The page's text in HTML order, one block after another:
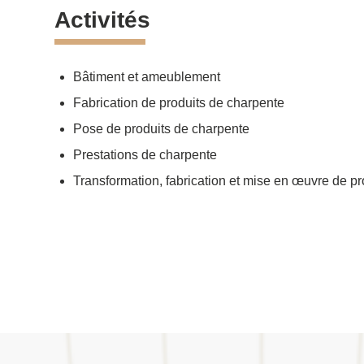
Activités
Bâtiment et ameublement
Fabrication de produits de charpente
Pose de produits de charpente
Prestations de charpente
Transformation, fabrication et mise en œuvre de